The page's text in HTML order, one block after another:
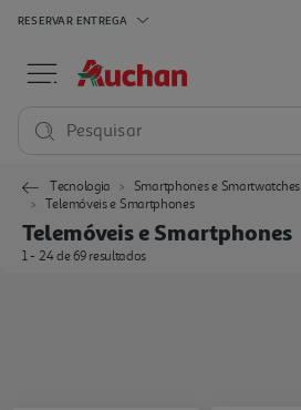
RESERVAR ENTREGA
Pesquisar
Tecnologia
Smartphones e Smartwatches
Telemóveis e Smartphones
Telemóveis e Smartphones
1 - 24 de 69 resultados